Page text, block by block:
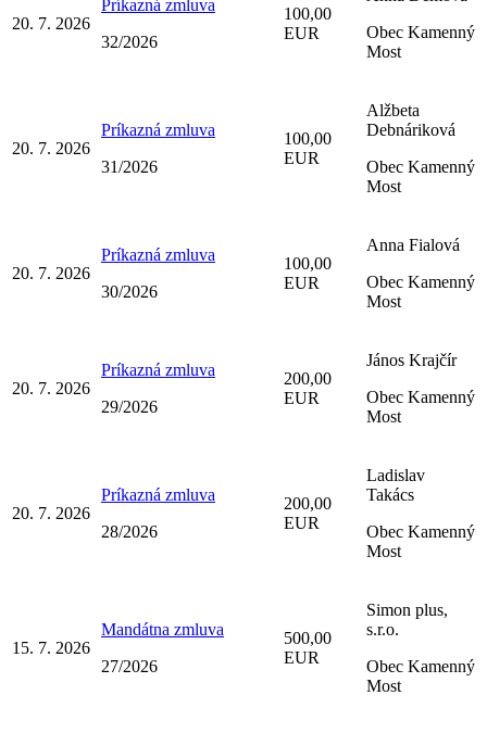
20. 7. 2026
Príkazná zmluva
32/2026
100,00
EUR
Obec Kamenný
Most
20. 7. 2026
Príkazná zmluva
31/2026
100,00
EUR
Alžbeta
Debnáriková
Obec Kamenný
Most
20. 7. 2026
Príkazná zmluva
30/2026
100,00
EUR
Anna Fialová
Obec Kamenný
Most
20. 7. 2026
Príkazná zmluva
29/2026
200,00
EUR
János Krajčír
Obec Kamenný
Most
20. 7. 2026
Príkazná zmluva
28/2026
200,00
EUR
Ladislav
Takács
Obec Kamenný
Most
15. 7. 2026
Mandátna zmluva
27/2026
500,00
EUR
Simon plus,
s.r.o.
Obec Kamenný
Most